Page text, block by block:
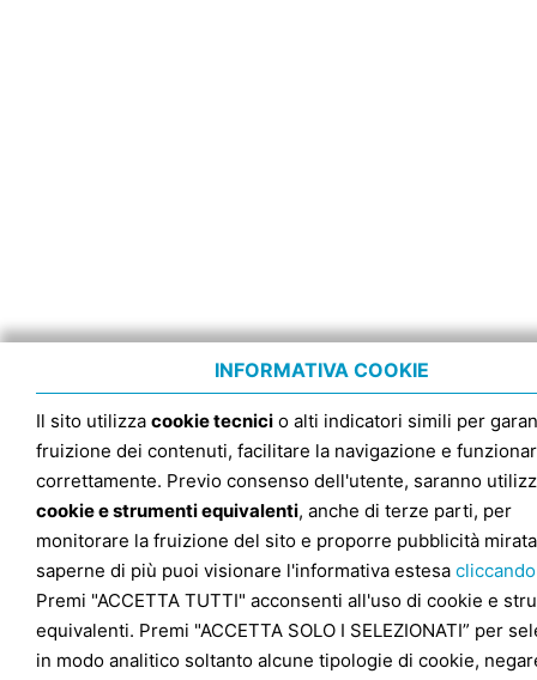
INFORMATIVA COOKIE
Il sito utilizza cookie tecnici o alti indicatori simili per
fruizione dei contenuti, facilitare la navigazione e
correttamente. Previo consenso dell'utente, saranno
cookie e strumenti equivalenti, anche di terze parti, per
monitorare la fruizione del sito e proporre pubblicità
saperne di più puoi visionare l'informativa estesa
Premi "ACCETTA TUTTI" acconsenti all'uso di cookie e
equivalenti. Premi "ACCETTA SOLO I SELEZIONATI” per
in modo analitico soltanto alcune tipologie di cookie,